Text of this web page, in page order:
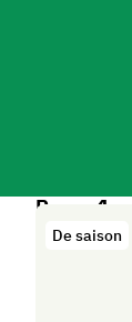
Repas 1
De saison